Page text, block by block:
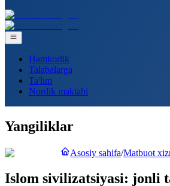
Hamkorlik
Talabalarga
Ta'lim
Nordik maktabi
Yangiliklar
Asosiy sahifa/Matbuot
Islom sivilizatsiyasi: jonli